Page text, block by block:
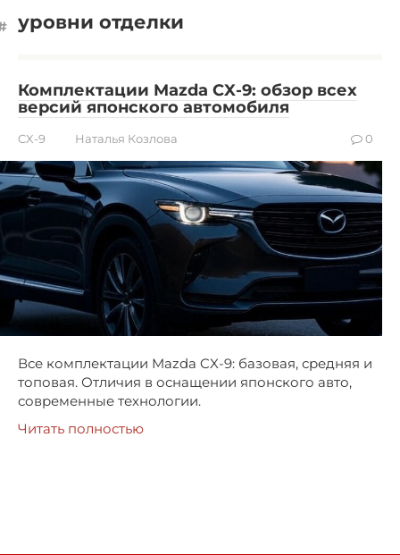
уровни отделки
Комплектации Mazda CX-9: обзор всех
версий японского автомобиля
CX-9 Наталья Козлова 0
Все комплектации Mazda CX-9: базовая, средняя и
топовая. Отличия в оснащении японского авто,
современные технологии.
Читать полностью